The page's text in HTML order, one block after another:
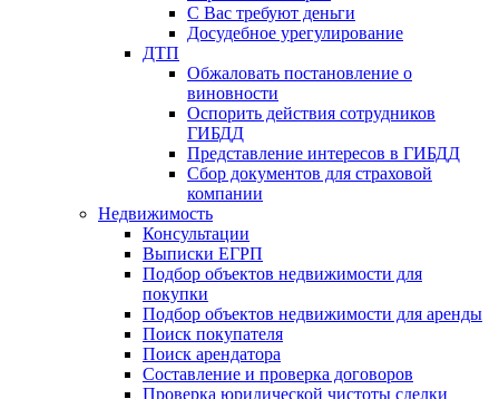
С Вас требуют деньги
Досудебное урегулирование
ДТП
Обжаловать постановление о
виновности
Оспорить действия сотрудников
ГИБДД
Представление интересов в ГИБДД
Сбор документов для страховой
компании
Недвижимость
Консультации
Выписки ЕГРП
Подбор объектов недвижимости для
покупки
Подбор объектов недвижимости для аренды
Поиск покупателя
Поиск арендатора
Составление и проверка договоров
Проверка юридической чистоты сделки